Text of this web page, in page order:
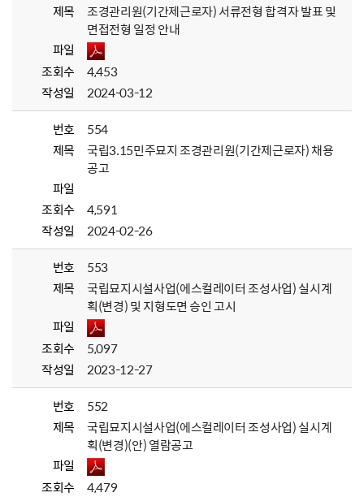
제목
조경관리원(기간제근로자) 서류전형 합격자 발표 및
면접전형 일정 안내
파일
조회수
4,453
작성일
2024-03-12
번호
554
제목
국립3.15민주묘지 조경관리원(기간제근로자) 채용
공고
파일
조회수
4,591
작성일
2024-02-26
번호
553
제목
국립묘지시설사업(에스컬레이터 조성사업) 실시계
획(변경) 및 지형도면 승인 고시
파일
조회수
5,097
작성일
2023-12-27
번호
552
제목
국립묘지시설사업(에스컬레이터 조성사업) 실시계
획(변경)(안) 열람공고
파일
조회수
4,479